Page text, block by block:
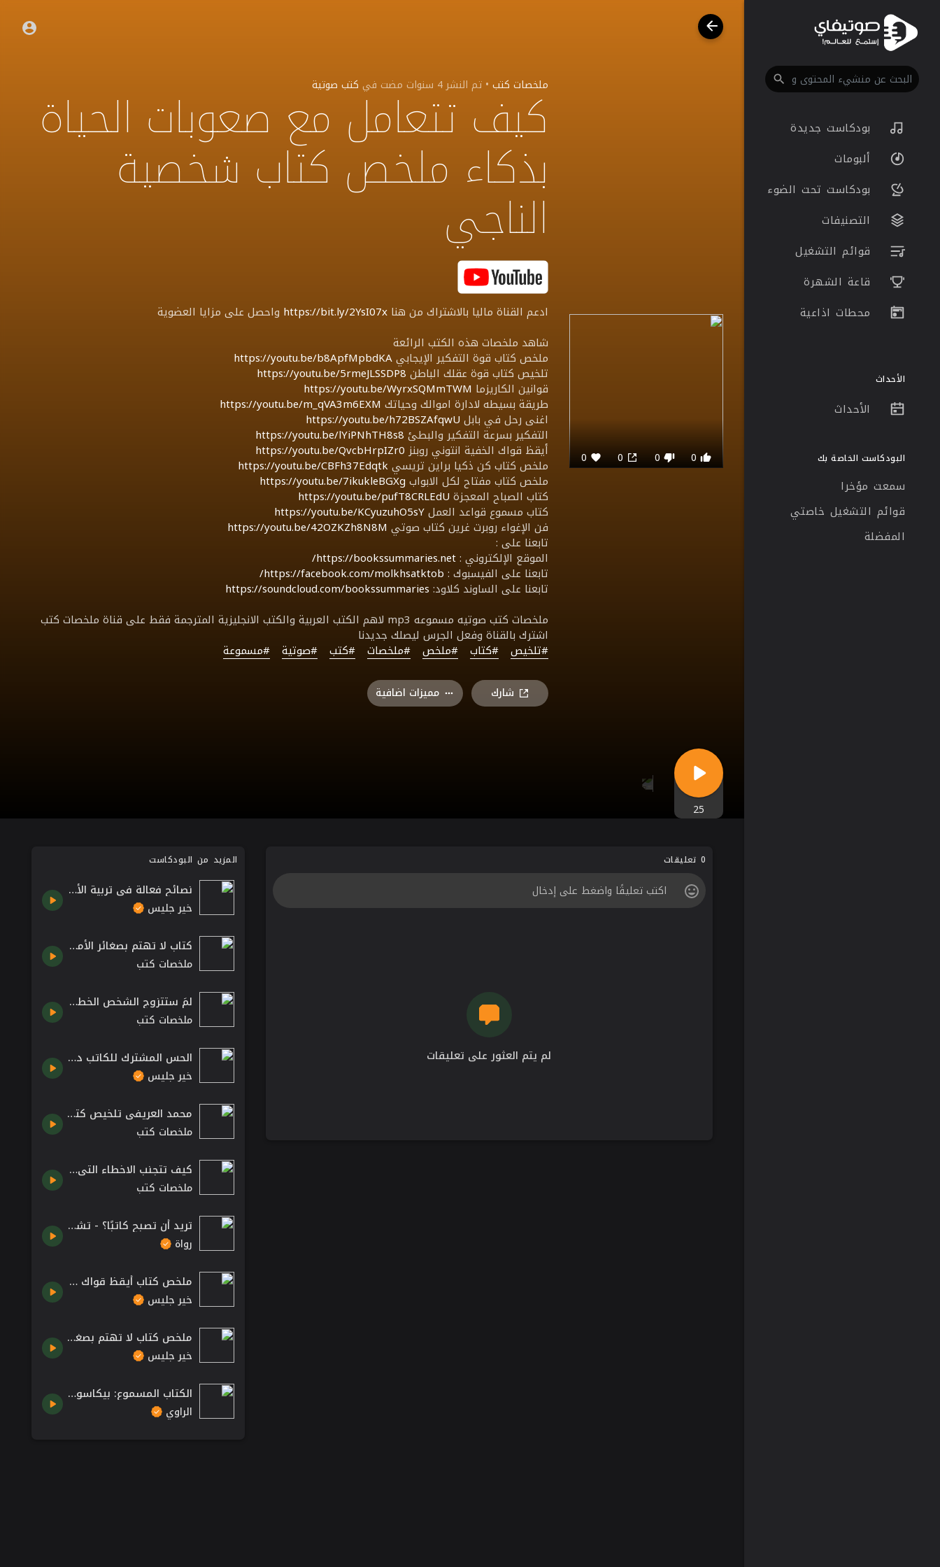
بودكاست جديدة
ألبومات
بودكاست تحت الضوء
التصنيفات
قوائم التشغيل
قاعة الشهرة
محطات اذاعية
الأحداث
الأحداث
البودكاست الخاصة بك
سمعت مؤخرا
قوائم التشغيل خاصتي
المفضلة
0
0
ملخصات كتب • تم النشر4 سنوات مضت في كتب صوتية
كيف تتعامل مع صعوبات الحياة
بذكاء ملخص كتاب شخصية
الناجي
ادعم القناة ماليا بالاشتراك من هنا https://bit.ly/2YsI07x واحصل على مزايا العضوية
شاهد ملخصات هذه الكتب الرائعة
ملخص كتاب قوة التفكير الإيجابيhttps://youtu.be/b8ApfMpbdKA
تلخيص كتاب قوة عقلك الباطن https://youtu.be/5rmeJLSSDP8
قوانين الكاريزما https://youtu.be/WyrxSQMmTWM
طريقة بسيطه لادارة اموالك وحياتك https://youtu.be/m_qVA3m6EXM
اغنى رحل في بابل https://youtu.be/h72BSZAfqwU
التفكير بسرعة التفكير والبطئ https://youtu.be/lYiPNhTH8s8
أيقظ قواك الخفية انتوني روبنز https://youtu.be/QvcbHrpIZr0
ملخص كتاب كن ذكيا براين تريسيhttps://youtu.be/CBFh37Edqtk
ملخص كتاب مفتاح لكل الابواب https://youtu.be/7ikukleBGXg
كتاب الصباح المعجزة https://youtu.be/pufT8CRLEdU
كتاب مسموع قواعد العملhttps://youtu.be/KCyuzuhO5sY
فن الإغواء روبرت غرين كتاب صوتي https://youtu.be/42OZKZh8N8M
تابعنا على :
الموقع الإلكتروني :https://bookssummaries.net/
تابعنا على الفيسبوك : https://facebook.com/molkhsatktob/
تابعنا على الساوند كلاود: https://soundcloud.com/bookssummaries
ملخصات كتب صوتيه مسموعه mp3 لاهم الكتب العربية والكتب الانجليزية المترجمة فقط على قناة ملخصات كتب
اشترك بالقناة وفعل الجرس ليصلك جديدنا
#تلخيص #كتاب #ملخص #ملخصات #كتب #صوتية #مسموعة
شارك مميزات اضافية
25
0 تعليقات
لم يتم العثور على تعليقات
المزيد من البودكاست
نصائح فعالة في تربية الأطفال - الكتاب الذي تتمنى لو قرأه أبواك
خير جليس
كتاب لا تهتم بصغائر الأمور فكل الأمور صغائر مقتطفات واقتباسات من كتاب ريتشارد كارلسون
ملخصات كتب
لمَ ستتزوج الشخص الخطأ؟ كتاب مسار الحب the course of love للمؤلف آلان دو بوتون
ملخصات كتب
الحس المشترك للكاتب دنكن واتس - كتاب كل شيء واضح للكاتب دنكن واتس
خير جليس
محمد العريفي تلخيص كتاب استمتع بحياتك كتب دينية اسلامية مسموعة
ملخصات كتب
كيف تتجنب الاخطاء التي تضرك ملخص واقتباسات من كتاب لا تكن لطيفا أكثر من اللازم
ملخصات كتب
تريد أن تصبح كاتبًا؟ - تشارلز بوكوفسكي
رواة
ملخص كتاب أيقظ قواك الخفية الجزء الثاني - أنتوني روبنز
خير جليس
ملخص كتاب لا تهتم بصغائر الأمور فكل الأمور صغائر - ريتشارد كارلسون
خير جليس
الكتاب المسموع: بيكاسو وستاربكس: أنا أتألم أنا موجود \ كتب صوتية مسموعة من تطبيق الراوي
الراوي